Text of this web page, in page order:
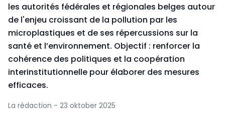
les autorités fédérales et régionales belges autour
de l'enjeu croissant de la pollution par les
microplastiques et de ses répercussions sur la
santé et l’environnement. Objectif : renforcer la
cohérence des politiques et la coopération
interinstitutionnelle pour élaborer des mesures
efficaces.
La rédaction - 23 oktober 2025